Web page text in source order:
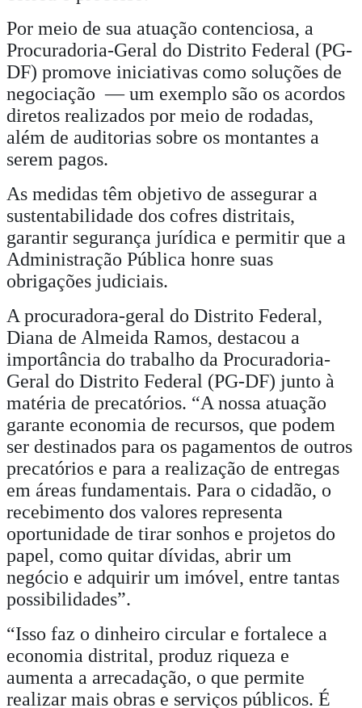
Por meio de sua atuação contenciosa, a
Procuradoria-Geral do Distrito Federal (PG-
DF) promove iniciativas como soluções de
negociação — um exemplo são os acordos
diretos realizados por meio de rodadas,
além de auditorias sobre os montantes a
serem pagos.
As medidas têm objetivo de assegurar a
sustentabilidade dos cofres distritais,
garantir segurança jurídica e permitir que a
Administração Pública honre suas
obrigações judiciais.
A procuradora-geral do Distrito Federal,
Diana de Almeida Ramos, destacou a
importância do trabalho da Procuradoria-
Geral do Distrito Federal (PG-DF) junto à
matéria de precatórios. “A nossa atuação
garante economia de recursos, que podem
ser destinados para os pagamentos de outros
precatórios e para a realização de entregas
em áreas fundamentais. Para o cidadão, o
recebimento dos valores representa
oportunidade de tirar sonhos e projetos do
papel, como quitar dívidas, abrir um
negócio e adquirir um imóvel, entre tantas
possibilidades”.
“Isso faz o dinheiro circular e fortalece a
economia distrital, produz riqueza e
aumenta a arrecadação, o que permite
realizar mais obras e serviços públicos. É